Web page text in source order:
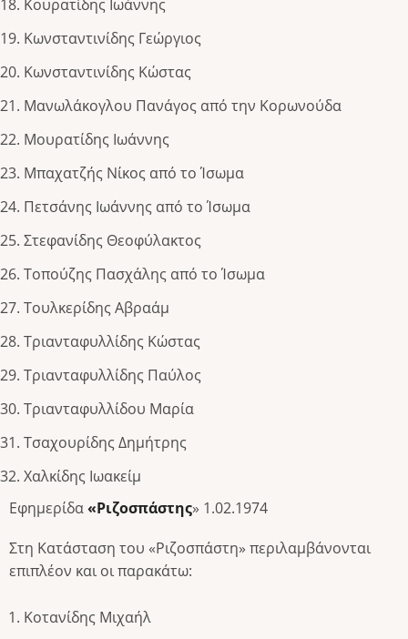
Κουρατίδης Ιωάννης
Κωνσταντινίδης Γεώργιος
Κωνσταντινίδης Κώστας
Μανωλάκογλου Πανάγος από την Κορωνούδα
Μουρατίδης Ιωάννης
Μπαχατζής Νίκος από το Ίσωμα
Πετσάνης Ιωάννης από το Ίσωμα
Στεφανίδης Θεοφύλακτος
Τοπούζης Πασχάλης από το Ίσωμα
Τουλκερίδης Αβραάμ
Τριανταφυλλίδης Κώστας
Τριανταφυλλίδης Παύλος
Τριανταφυλλίδου Μαρία
Τσαχουρίδης Δημήτρης
Χαλκίδης Ιωακείμ
Εφημερίδα«Ριζοσπάστης» 1.02.1974
Στη Κατάσταση του «Ριζοσπάστη» περιλαμβάνονται
επιπλέον και οι παρακάτω:
Κοτανίδης Μιχαήλ